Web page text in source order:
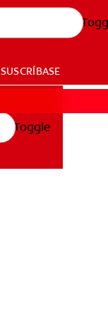
SUSCRÍBASE
Toggle